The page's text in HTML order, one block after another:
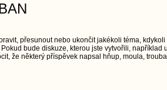
přesunout nebo ukončit jakékoli téma,
bude diskuze, kterou jste vytvořili,
že některý příspěvek napsal hňup, moula,